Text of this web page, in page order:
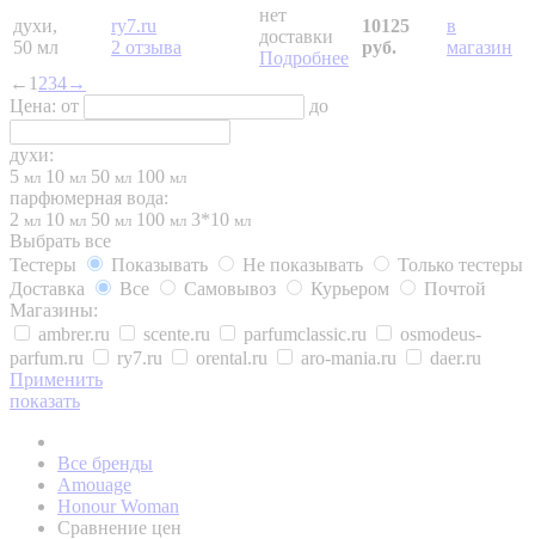
духи,
50 мл
ry7.ru
2 отзыва
нет
доставки
Подробнее
10125
руб.
в
магазин
← 1 234→
Цена: от до
духи:
5 мл 10 мл 50 мл 100 мл
парфюмерная вода:
2 мл 10 мл 50 мл 100 мл 3*10 мл
Выбрать все
Тестеры
Показывать Не показывать
Только тестеры
Доставка
Все Самовывоз Курьером
Почтой
Магазины:
ambrer.ru
scente.ru parfumclassic.ru
osmodeus-
parfum.ru
ry7.ru orental.ru aro-mania.ru
daer.ru
Применить
показать
Все бренды
Amouage
Honour Woman
Сравнение цен